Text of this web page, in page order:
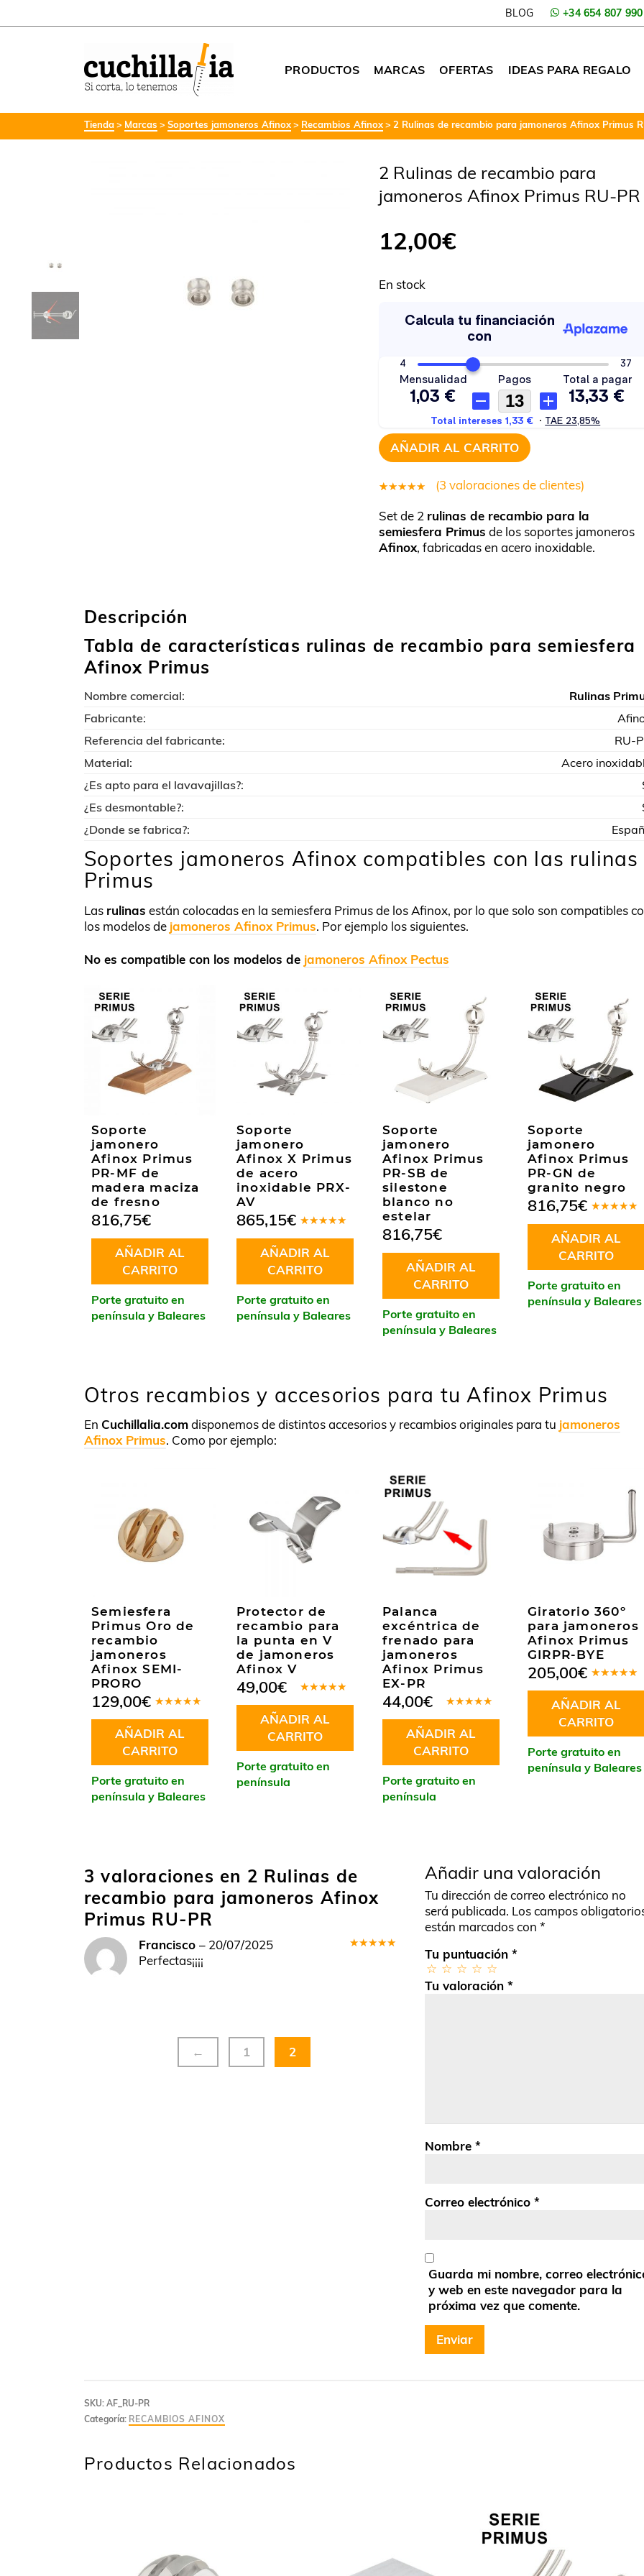
BLOG +34 654 807 990
PRODUCTOS MARCAS OFERTAS IDEAS PARA REGALO
Tienda Marcas Soportes jamoneros Afinox Recambios Afinox 2 Rulinas de recambio para jamoneros Afinox Primus
2 Rulinas de recambio para
jamoneros Afinox Primus RU-PR
12,00€
En stock
AÑADIR AL CARRITO
5.00sobre
5 basado
(3 valoraciones de clientes)
Set de 2 rulinas de recambio para la
semiesfera Primus de los soportes jamoneros
Afinox, fabricadas en acero inoxidable.
Descripción
Tabla de características rulinas de recambio para semiesfera
Afinox Primus
Nombre comercial:
Rulinas
Fabricante:
Referencia del fabricante:
RU-
Material:
Acero
¿Es apto para el lavavajillas?:
¿Es desmontable?:
¿Donde se fabrica?:
Soportes jamoneros Afinox compatibles con las rulinas
Primus
Las rulinas están colocadas en la semiesfera Primus de los Afinox, por lo que solo son compatibles
los modelos de jamoneros Afinox Primus. Por ejemplo los siguientes.
No es compatible con los modelos de jamoneros Afinox Pectus
Soporte
jamonero
Afinox Primus
PR-MF de
madera maciza
de fresno
816,75€
AÑADIR AL
CARRITO
Porte gratuito en
península y Baleares
Soporte
jamonero
Afinox X Primus
de acero
inoxidable PRX-
AV
en5.00de
5
865,15€
AÑADIR AL
CARRITO
Porte gratuito en
península y Baleares
Soporte
jamonero
Afinox Primus
PR-SB de
silestone
blanco no
estelar
816,75€
AÑADIR AL
CARRITO
Porte gratuito en
península y Baleares
Soporte
jamonero
Afinox Primus
PR-GN de
granito negro
en5.00de
5
816,75€
AÑADIR AL
CARRITO
Porte gratuito en
península y Baleares
Otros recambios y accesorios para tu Afinox Primus
En Cuchillalia.comdisponemos de distintos accesorios y recambios originales para tu jamoneros
Afinox Primus. Como por ejemplo:
Semiesfera
Primus Oro de
recambio
jamoneros
Afinox SEMI-
PRORO
en5.00de
5
129,00€
AÑADIR AL
CARRITO
Porte gratuito en
península y Baleares
Protector de
recambio para
la punta en V
de jamoneros
Afinox V
en5.00de
5
49,00€
AÑADIR AL
CARRITO
Porte gratuito en
península
Palanca
excéntrica de
frenado para
jamoneros
Afinox Primus
EX-PR
en5.00de
5
44,00€
AÑADIR AL
CARRITO
Porte gratuito en
península
Giratorio 360º
para jamoneros
Afinox Primus
GIRPR-BYE
en5.00de
5
205,00€
AÑADIR AL
CARRITO
Porte gratuito en
península y Baleares
3 valoraciones en 2 Rulinas de
recambio para jamoneros Afinox
Primus RU-PR
Francisco – 20/07/2025
Perfectas¡¡¡¡
← 1 2
Añadir una valoración
Tu dirección de correo electrónico no
será publicada. Los campos
están marcados con *
Tu puntuación *
Tu valoración *
Nombre *
Correo electrónico *
Guarda mi nombre, correo
y web en este navegador para la
próxima vez que comente.
SKU: AF_RU-PR
Categoría: RECAMBIOS AFINOX
Productos Relacionados